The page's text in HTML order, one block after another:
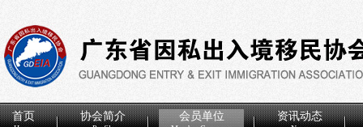
首页 协会简介 会员单位 资讯动态